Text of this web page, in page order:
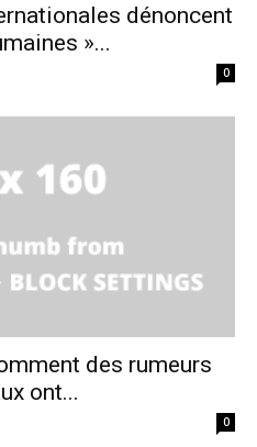
dénoncent
»...
0
des rumeurs
ont...
0